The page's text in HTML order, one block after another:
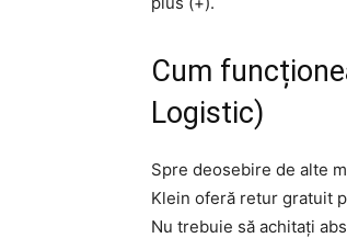
Cum
Logistic)
Spre deosebire de alte
Klein oferă retur gratuit
Nu trebuie să achitați